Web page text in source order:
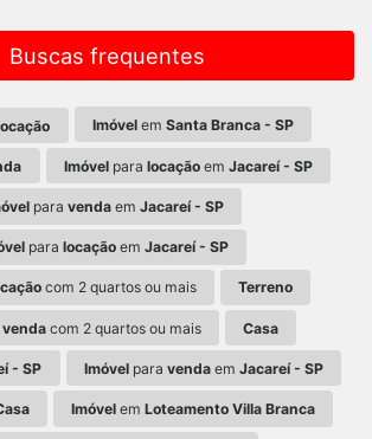
Buscas frequentes
Imóvelem Santa Branca - SP
Imóvelpara locaçãoem Jacareí - SP
para vendaem Jacareí - SP
para locaçãoem Jacareí - SP
com 2 quartos ou mais Terreno
vendacom 2 quartos ou mais Casa
- SP Imóvelpara vendaem Jacareí - SP
Imóvelem Loteamento Villa Branca